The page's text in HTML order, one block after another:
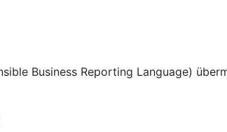
Business Reporting Language)